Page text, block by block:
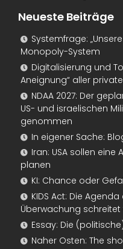
Neueste Beiträge
Systemfrage:
Monopoly-System
Digitalisierung und
Aneignung“ aller
NDAA 2027: Der
US- und israelischen
genommen
In eigener Sache:
Iran: USA sollen eine
planen
KI: Chance oder
KIDS Act: Die
Überwachung
Essay: Die
Naher Osten: The